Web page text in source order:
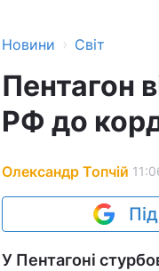
Новини › Світ
Пентагон
РФ до
Олександр Топчій
У Пентагоні